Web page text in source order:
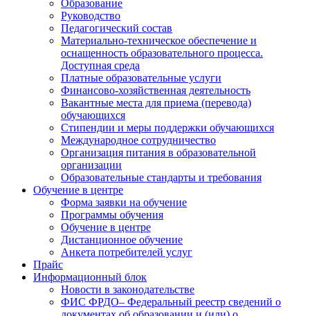
Образование
Руководство
Педагогический состав
Материально-техническое обеспечение и
оснащенность образовательного процесса.
Доступная среда
Платные образовательные услуги
Финансово-хозяйственная деятельность
Вакантные места для приема (перевода)
обучающихся
Стипендии и меры поддержки обучающихся
Международное сотрудничество
Организация питания в образовательной
организации
Образовательные стандарты и требования
Обучение в центре
Форма заявки на обучение
Программы обучения
Обучение в центре
Дистанционное обучение
Анкета потребителей услуг
Прайс
Информационный блок
Новости в законодательстве
ФИС ФРДО– Федеральный реестр сведений о